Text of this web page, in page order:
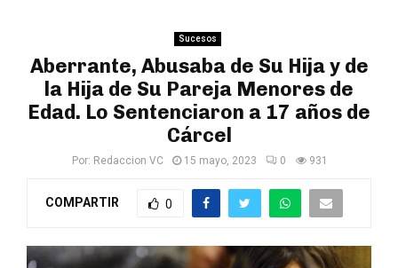
Sucesos
Aberrante, Abusaba de Su Hija y de
la Hija de Su Pareja Menores de
Edad. Lo Sentenciaron a 17 años de
Cárcel
Por: Redaccion VC 15 mayo, 2023 0 931
COMPARTIR 0